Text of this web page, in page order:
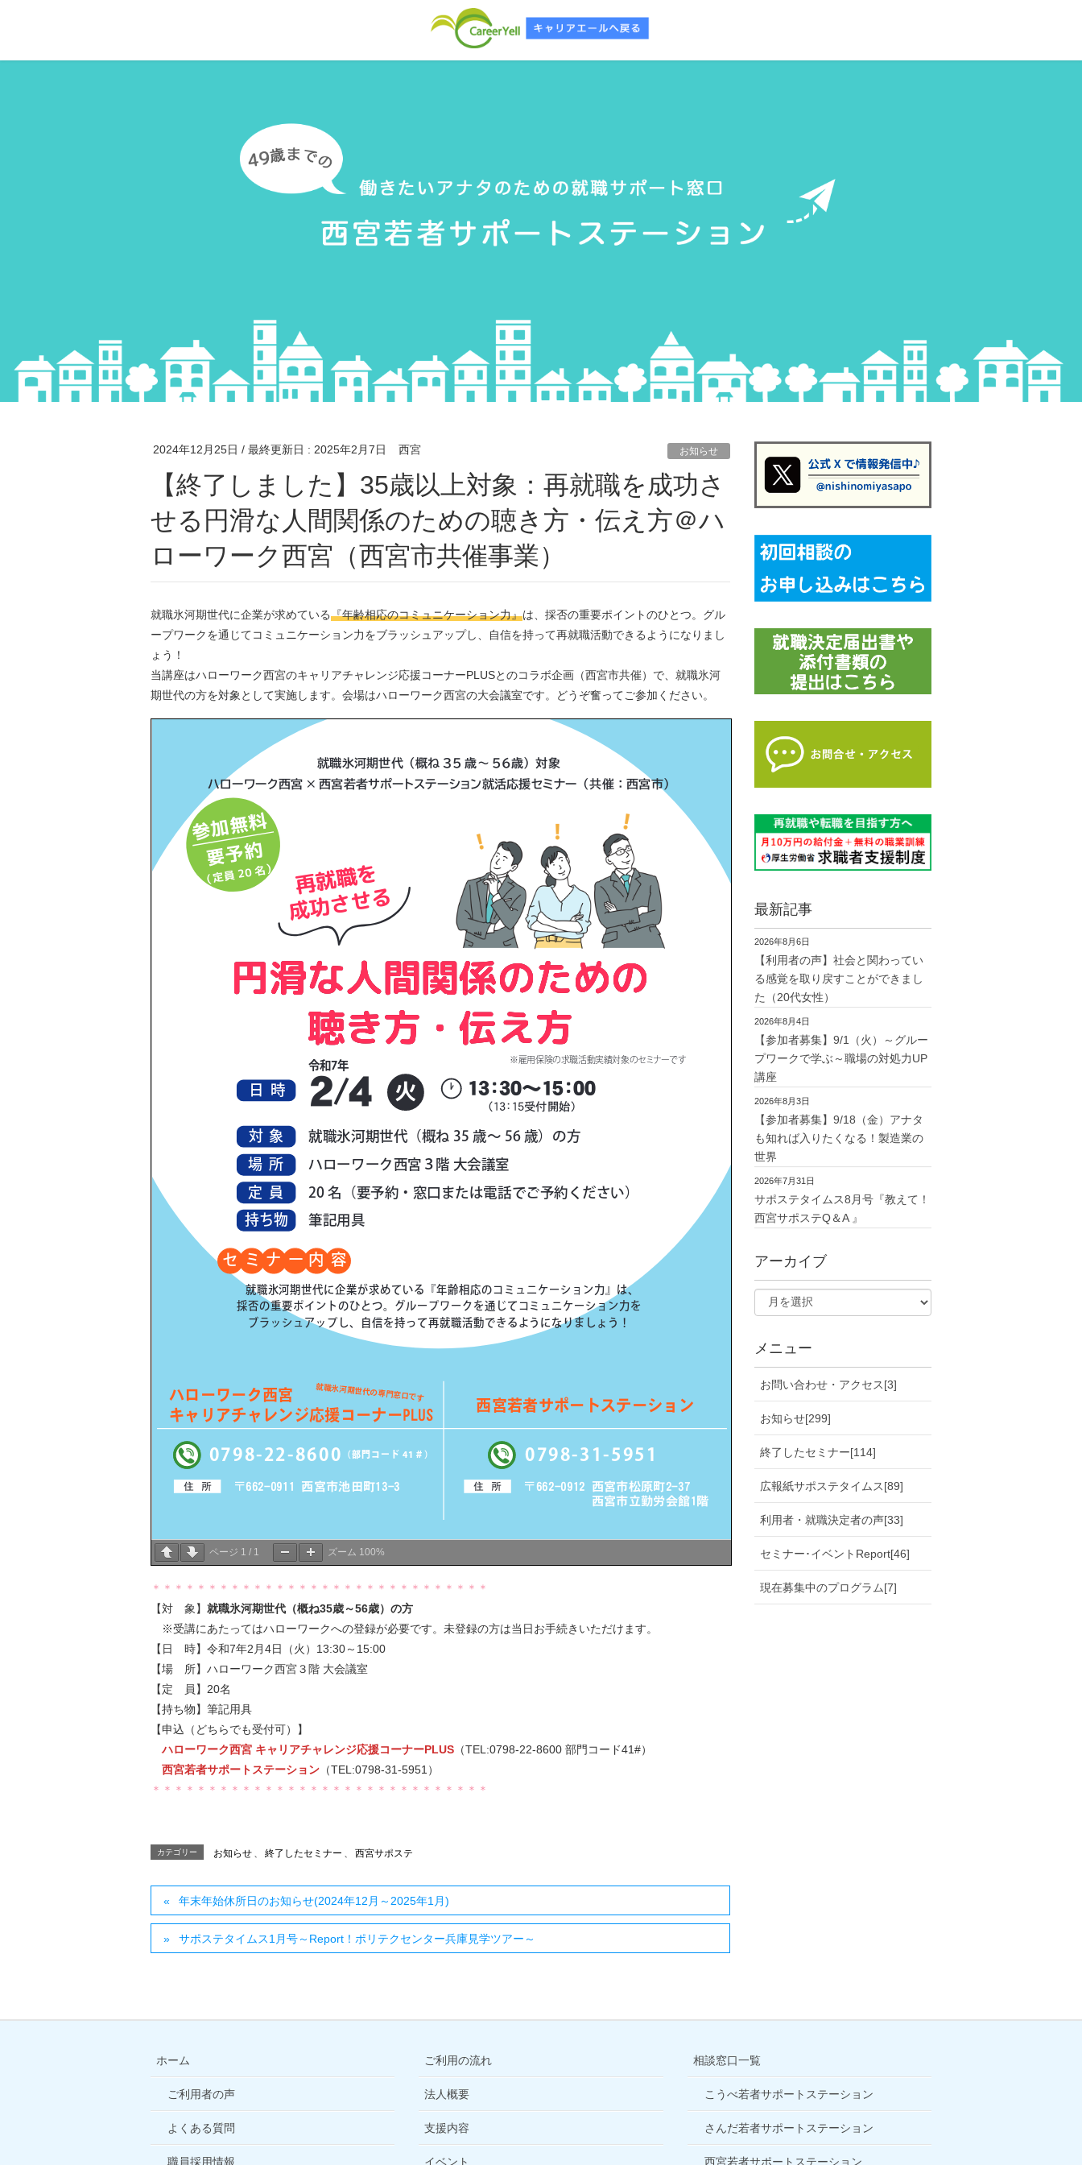
2024年12月25日 / 最終更新日 : 2025年2月7日 西宮 お知らせ
【終了しました】35歳以上対象：再就職を成功さ
せる円滑な人間関係のための聴き方・伝え方＠ハ
ローワーク西宮（西宮市共催事業）
就職氷河期世代に企業が求めている『年齢相応のコミュニケーション力』は、採否の重要ポイントのひとつ。グル
ープワークを通じてコミュニケーション力をブラッシュアップし、自信を持って再就職活動できるようになりまし
ょう！
当講座はハローワーク西宮のキャリアチャレンジ応援コーナーPLUSとのコラボ企画（西宮市共催）で、就職氷河
期世代の方を対象として実施します。会場はハローワーク西宮の大会議室です。どうぞ奮ってご参加ください。
ページ 1 / 1 ズーム 100%
＊＊＊＊＊＊＊＊＊＊＊＊＊＊＊＊＊＊＊＊＊＊＊＊＊＊＊＊＊＊
【対 象】 就職氷河期世代（概ね35歳～56歳）の方
※受講にあたってはハローワークへの登録が必要です。未登録の方は当日お手続きいただけます。
【日 時】令和7年2月4日（火）13:30～15:00
【場 所】ハローワーク西宮３階 大会議室
【定 員】20名
【持ち物】筆記用具
【申込（どちらでも受付可）】
ハローワーク西宮 キャリアチャレンジ応援コーナーPLUS （TEL:0798-22-8600 部門コード41#）
西宮若者サポートステーション （TEL:0798-31-5951）
＊＊＊＊＊＊＊＊＊＊＊＊＊＊＊＊＊＊＊＊＊＊＊＊＊＊＊＊＊＊
カテゴリー お知らせ 、 終了したセミナー 、 西宮サポステ
年末年始休所日のお知らせ(2024年12月～2025年1月)
サポステタイムス1月号～Report！ポリテクセンター兵庫見学ツアー～
最新記事
2026年8月6日
【利用者の声】社会と関わってい
る感覚を取り戻すことができまし
た（20代女性）
2026年8月4日
【参加者募集】9/1（火）～グルー
プワークで学ぶ～職場の対処力UP
講座
2026年8月3日
【参加者募集】9/18（金）アナタ
も知れば入りたくなる！製造業の
世界
2026年7月31日
サポステタイムス8月号『教えて！
西宮サポステQ＆A 』
アーカイブ
メニュー
お問い合わせ・アクセス[3]
お知らせ[299]
終了したセミナー[114]
広報紙サポステタイムス[89]
利用者・就職決定者の声[33]
セミナー･イベントReport[46]
現在募集中のプログラム[7]
ホーム
ご利用者の声
よくある質問
職員採用情報
ご利用の流れ
法人概要
支援内容
イベント
相談窓口一覧
こうべ若者サポートステーション
さんだ若者サポートステーション
西宮若者サポートステーション